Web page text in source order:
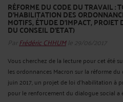
RÉFORME DU CODE DU TRAVAIL :
D’HABILITATION DES
MOTIFS, ÉTUDE D’IMPACT,
DU CONSEIL D’ETAT)
Par Frédéric CHHUMle 29/06/2017
Vous cherchez de la lecture pour cet été
les ordonnances Macron sur la réforme
juin 2017, un projet de loi d’habilitation à
pour le renforcement du dialogue social a